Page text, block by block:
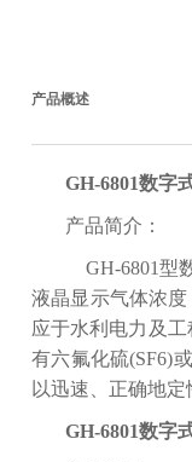
产品概述
GH-6801数字
产品简介：
GH-6801型
液晶显示气体浓
应于水利电力及
有六氟化硫(SF6)
以迅速、正确地
GH-6801数字